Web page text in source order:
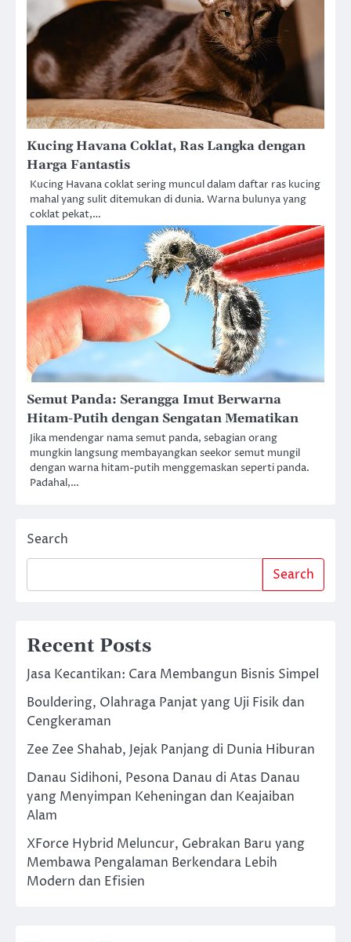
Kucing Havana Coklat, Ras Langka dengan
Harga Fantastis
Kucing Havana coklat sering muncul dalam daftar ras kucing
mahal yang sulit ditemukan di dunia. Warna bulunya yang
coklat pekat,…
Semut Panda: Serangga Imut Berwarna
Hitam-Putih dengan Sengatan Mematikan
Jika mendengar nama semut panda, sebagian orang
mungkin langsung membayangkan seekor semut mungil
dengan warna hitam-putih menggemaskan seperti panda.
Padahal,…
Search
Search
Recent Posts
Jasa Kecantikan: Cara Membangun Bisnis Simpel
Bouldering, Olahraga Panjat yang Uji Fisik dan
Cengkeraman
Zee Zee Shahab, Jejak Panjang di Dunia Hiburan
Danau Sidihoni, Pesona Danau di Atas Danau
yang Menyimpan Keheningan dan Keajaiban
Alam
XForce Hybrid Meluncur, Gebrakan Baru yang
Membawa Pengalaman Berkendara Lebih
Modern dan Efisien